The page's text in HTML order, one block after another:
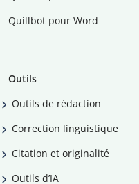
Quillbot pour Word
Outils
Outils de rédaction
Correction linguistique
Citation et originalité
Outils d’IA